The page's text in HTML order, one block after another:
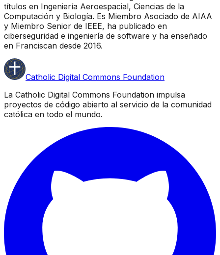
títulos en Ingeniería Aeroespacial, Ciencias de la
Computación y Biología. Es Miembro Asociado de AIAA
y Miembro Senior de IEEE, ha publicado en
ciberseguridad e ingeniería de software y ha enseñado
en Franciscan desde 2016.
Catholic Digital Commons Foundation
La Catholic Digital Commons Foundation impulsa
proyectos de código abierto al servicio de la comunidad
católica en todo el mundo.